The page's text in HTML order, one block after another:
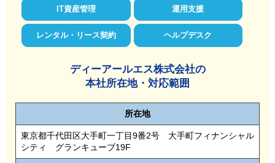
IT資産管理 運用支援
レンタル・リース契約 ヘルプデスク
ディーアールエス株式会社の
本社所在地・対応範囲
所在地
東京都千代田区大手町一丁目9番2号 大手町フィナンシャル
シティ グランキューブ19F